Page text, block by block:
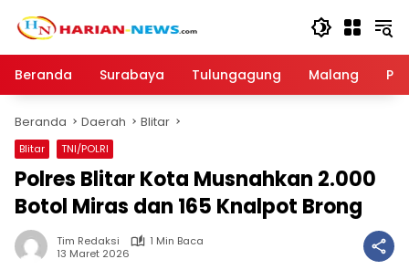
Beranda
Surabaya Tulungagung Malang
Beranda Daerah Blitar
Blitar TNI/POLRI
Polres Blitar Kota Musnahkan 2.000
Botol Miras dan 165 Knalpot Brong
Tim Redaksi
1 Min Baca
13 Maret 2026